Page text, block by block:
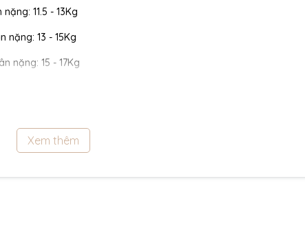
11.5 - 13Kg
nặng: 13 - 15Kg
nặng: 15 - 17Kg
Xem thêm